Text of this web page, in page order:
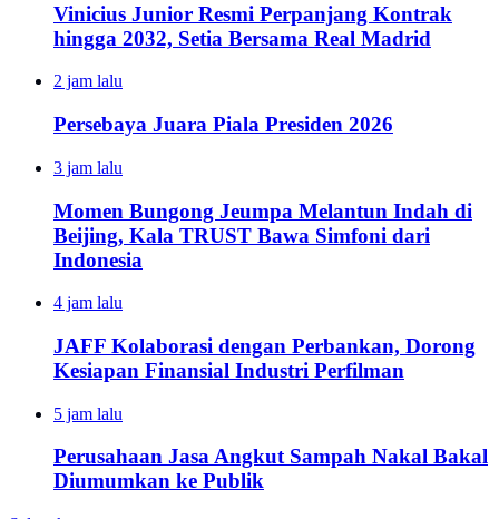
Vinicius Junior Resmi Perpanjang Kontrak
hingga 2032, Setia Bersama Real Madrid
2 jam lalu
Persebaya Juara Piala Presiden 2026
3 jam lalu
Momen Bungong Jeumpa Melantun Indah di
Beijing, Kala TRUST Bawa Simfoni dari
Indonesia
4 jam lalu
JAFF Kolaborasi dengan Perbankan, Dorong
Kesiapan Finansial Industri Perfilman
5 jam lalu
Perusahaan Jasa Angkut Sampah Nakal Bakal
Diumumkan ke Publik